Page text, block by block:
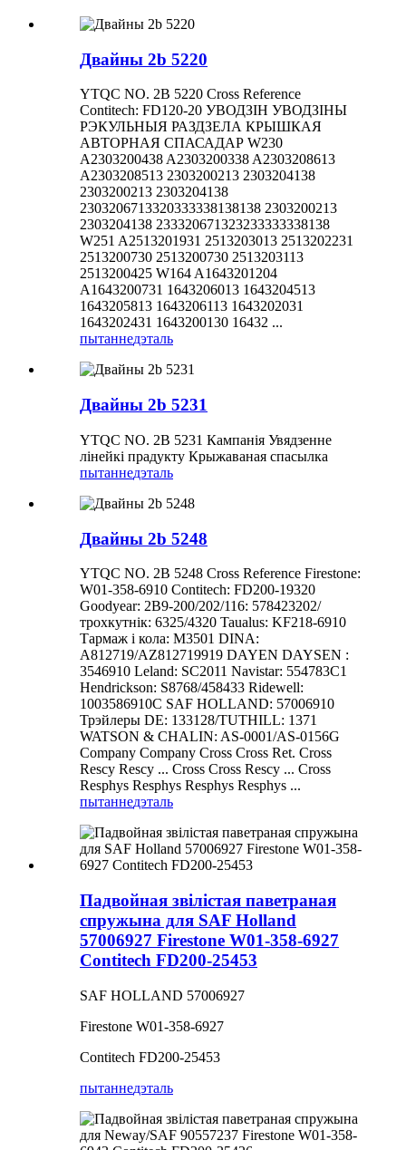
Двайны 2b 5220
YTQC NO. 2B 5220 Cross Reference
Contitech: FD120-20 УВОДЗІН УВОДЗІНЫ
РЭКУЛЬНЫЯ РАЗДЗЕЛА КРЫШКАЯ
АВТОРНАЯ СПАСАДАР W230
A2303200438 A2303200338 A2303208613
A2303208513 2303200213 2303204138
2303200213 2303204138
2303206713320333338138138 2303200213
2303204138 233320671323233333338138
W251 A2513201931 2513203013 2513202231
2513200730 2513200730 2513203113
2513200425 W164 A1643201204
A1643200731 1643206013 1643204513
1643205813 1643206113 1643202031
1643202431 1643200130 16432 ...
пытаннедэталь
Двайны 2b 5231
YTQC NO. 2B 5231 Кампанія Увядзенне
лінейкі прадукту Крыжаваная спасылка
пытаннедэталь
Двайны 2b 5248
YTQC NO. 2B 5248 Cross Reference Firestone:
W01-358-6910 Contitech: FD200-19320
Goodyear: 2B9-200/202/116: 578423202/
трохкутнік: 6325/4320 Taualus: KF218-6910
Тармаж і кола: M3501 DINA:
A812719/AZ812719919 DAYEN DAYSEN :
3546910 Leland: SC2011 Navistar: 554783C1
Hendrickson: S8768/458433 Ridewell:
1003586910C SAF HOLLAND: 57006910
Трэйлеры DE: 133128/TUTHILL: 1371
WATSON & CHALIN: AS-0001/AS-0156G
Company Company Cross Cross Ret. Cross
Rescy Rescy ... Cross Cross Rescy ... Cross
Resphys Resphys Resphys Resphys ...
пытаннедэталь
Падвойная звілістая паветраная
спружына для SAF Holland
57006927 Firestone W01-358-6927
Contitech FD200-25453
SAF HOLLAND 57006927
Firestone W01-358-6927
Contitech FD200-25453
пытаннедэталь